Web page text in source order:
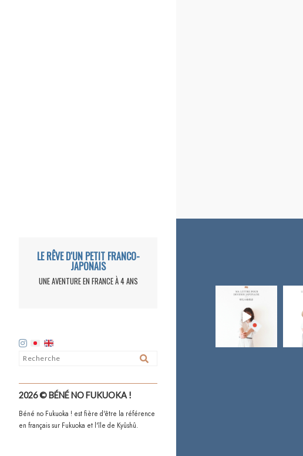
LE RÊVE D'UN PETIT FRANCO-
JAPONAIS
UNE AVENTURE EN FRANCE À 4 ANS
2026 © BÉNÉ NO FUKUOKA !
Béné no Fukuoka ! est fière d'être la référence
en français sur Fukuoka et l'île de Kyûshû.